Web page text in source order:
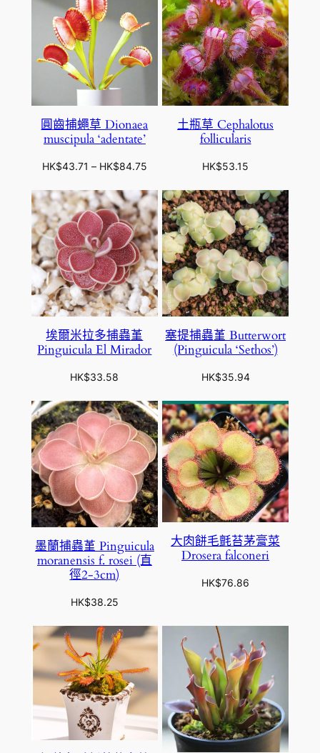
圓齒捕蠅草 Dionaea
muscipula ‘adentate’
HK$43.71 – HK$84.75價
範
圍
：
H
K
$
4
3
1
K
$
8
4
.
7
5
土瓶草 Cephalotus
follicularis
HK$53.15
埃爾米拉多捕蟲堇
Pinguicula El Mirador
HK$33.58
塞提捕蟲堇 Butterwort
(Pinguicula ‘Sethos’)
HK$35.94
墨蘭捕蟲堇 Pinguicula
moranensis f. rosei (直
徑2-3cm)
HK$38.25
大肉餅毛氈苔茅膏菜
Drosera falconeri
HK$76.86